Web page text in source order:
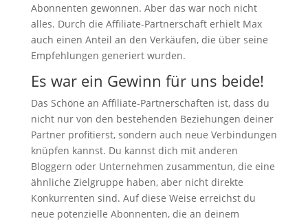
Abonnenten gewonnen. Aber das war noch nicht
alles. Durch die Affiliate-Partnerschaft erhielt Max
auch einen Anteil an den Verkäufen, die über seine
Empfehlungen generiert wurden.
Es war ein Gewinn für uns beide!
Das Schöne an Affiliate-Partnerschaften ist, dass du
nicht nur von den bestehenden Beziehungen deiner
Partner profitierst, sondern auch neue Verbindungen
knüpfen kannst. Du kannst dich mit anderen
Bloggern oder Unternehmen zusammentun, die eine
ähnliche Zielgruppe haben, aber nicht direkte
Konkurrenten sind. Auf diese Weise erreichst du
neue potenzielle Abonnenten, die an deinem